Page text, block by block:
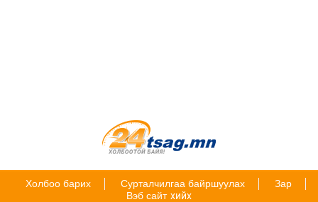
Холбоо барих Сурталчилгаа байршуулах
Зар
Вэб сайт хийх